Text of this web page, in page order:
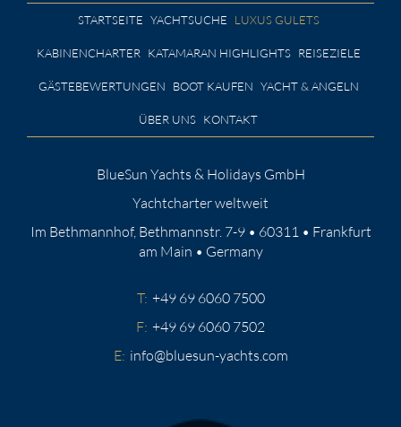
STARTSEITE YACHTSUCHE LUXUS GULETS
KABINENCHARTER KATAMARAN HIGHLIGHTS REISEZIELE
GÄSTEBEWERTUNGEN BOOT KAUFEN YACHT & ANGELN
ÜBER UNS KONTAKT
BlueSun Yachts & Holidays GmbH
Yachtcharter weltweit
Im Bethmannhof, Bethmannstr. 7-9 • 60311 • Frankfurt
am Main • Germany
T: +49 69 6060 7500
F: +49 69 6060 7502
E: info@bluesun-yachts.com